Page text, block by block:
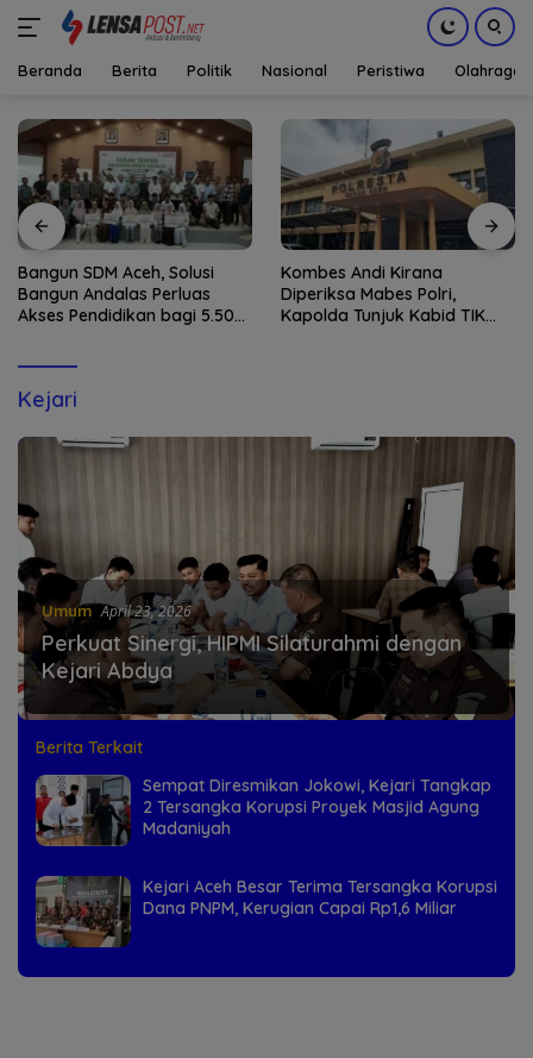
konten
Beranda Berita Politik Nasional Peristiwa Olahraga
Bangun SDM Aceh, Solusi
Bangun Andalas Perluas
Akses Pendidikan bagi 5.500
Kombes Andi Kirana
Diperiksa Mabes Polri,
Kapolda Tunjuk Kabid TIK
Kejari
Umum April 23, 2026
Perkuat Sinergi, HIPMI Silaturahmi dengan
Kejari Abdya
Berita Terkait
Sempat Diresmikan Jokowi, Kejari Tangkap
2 Tersangka Korupsi Proyek Masjid Agung
Madaniyah
Kejari Aceh Besar Terima Tersangka Korupsi
Dana PNPM, Kerugian Capai Rp1,6 Miliar